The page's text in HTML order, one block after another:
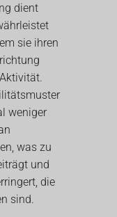
dient
sie ihren
weniger
was zu
und
die
sind.